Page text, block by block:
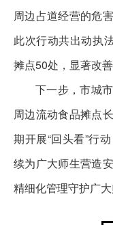
周边占道经营的危
此次行动共出动执
摊点50处，显著改
下一步，市城
周边流动食品摊点
期开展“回头看”行
续为广大师生营造
精细化管理守护广大